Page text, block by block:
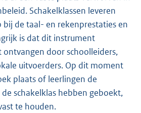
Schakelklassen leveren
bij de taal- en rekenprestaties en
is dat dit instrument
door schoolleiders,
uitvoerders. Op dit moment
plaats of leerlingen de
schakelklas hebben geboekt,
te houden.